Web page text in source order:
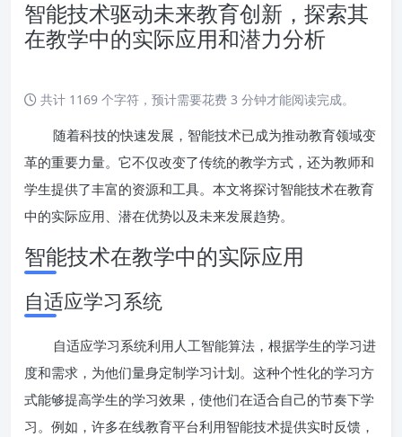
智能技术驱动未来教育创新，探索其
在教学中的实际应用和潜力分析
共计 1169 个字符，预计需要花费 3 分钟才能阅读完成。
随着科技的快速发展，智能技术已成为推动教育领域变
革的重要力量。它不仅改变了传统的教学方式，还为教师和
学生提供了丰富的资源和工具。本文将探讨智能技术在教育
中的实际应用、潜在优势以及未来发展趋势。
智能技术在教学中的实际应用
自适应学习系统
自适应学习系统利用人工智能算法，根据学生的学习进
度和需求，为他们量身定制学习计划。这种个性化的学习方
式能够提高学生的学习效果，使他们在适合自己的节奏下学
习。例如，许多在线教育平台利用智能技术提供实时反馈，